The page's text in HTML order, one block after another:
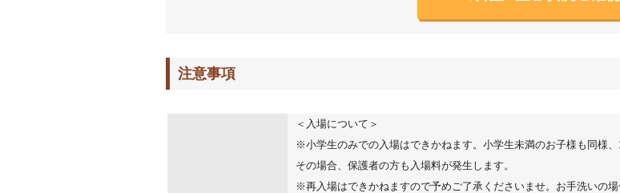
注意事項
＜入場について＞
※小学生のみでの入場はできかねます。小学生未満のお子様も同様、
その場合、保護者の方も入場料が発生します。
※再入場はできかねますので予めご了承くださいませ。お手洗いの